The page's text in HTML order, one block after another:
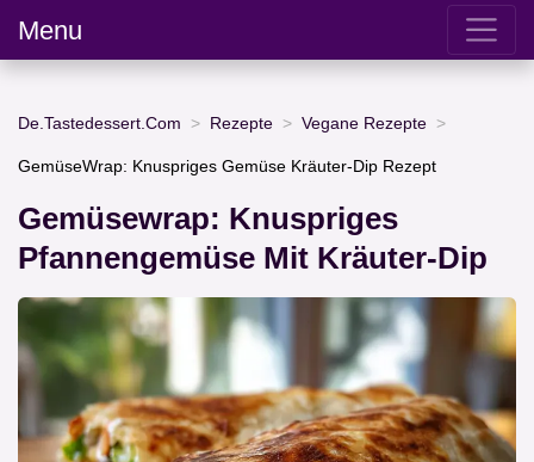
Menu
De.Tastedessert.Com Rezepte Vegane Rezepte
GemüseWrap: Knuspriges Gemüse Kräuter-Dip Rezept
Gemüsewrap: Knuspriges
Pfannengemüse Mit Kräuter-Dip